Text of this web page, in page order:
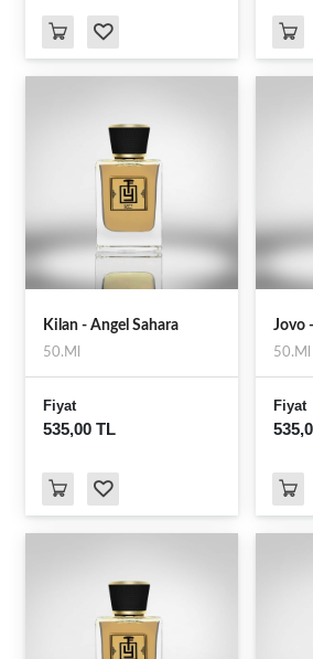
Kilan - Angel Sahara
50.Ml
Fiyat
535,00 TL
Jovo
50.Ml
Fiyat